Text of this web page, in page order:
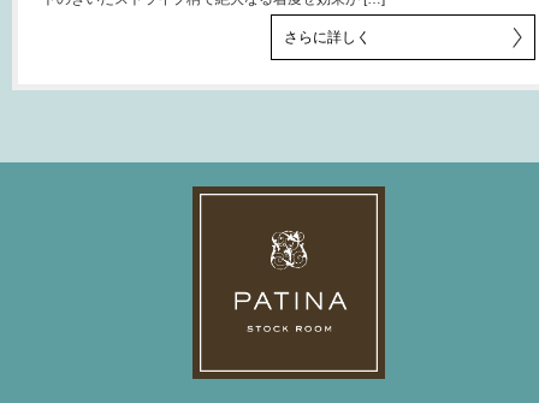
さらに詳しく